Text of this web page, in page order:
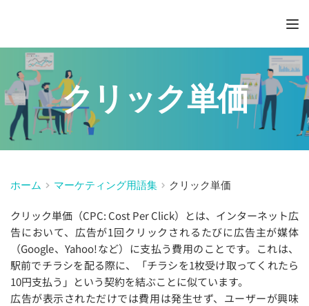
クリック単価
ホーム マーケティング用語集 クリック単価
クリック単価（CPC: Cost Per Click）とは、インターネット広
告において、広告が1回クリックされるたびに広告主が媒体
（Google、Yahoo!など）に支払う費用のことです。これは、
駅前でチラシを配る際に、「チラシを1枚受け取ってくれたら
10円支払う」という契約を結ぶことに似ています。
広告が表示されただけでは費用は発生せず、ユーザーが興味